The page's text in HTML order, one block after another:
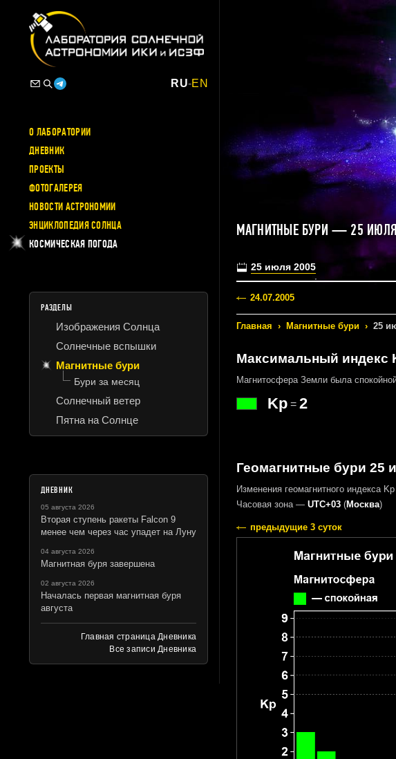
RU-EN
О ЛАБОРАТОРИИ
ДНЕВНИК
ПРОЕКТЫ
ФОТОГАЛЕРЕЯ
НОВОСТИ АСТРОНОМИИ
ЭНЦИКЛОПЕДИЯ СОЛНЦА
КОСМИЧЕСКАЯ ПОГОДА
РАЗДЕЛЫ
Изображения Солнца
Солнечные вспышки
Магнитные бури
Бури за месяц
Солнечный ветер
Пятна на Солнце
ДНЕВНИК
05 августа 2026
Вторая ступень ракеты Falcon 9
менее чем через час упадет на Луну
04 августа 2026
Магнитная буря завершена
02 августа 2026
Началась первая магнитная буря
августа
Главная страница Дневника
Все записи Дневника
МАГНИТНЫЕ БУРИ — 25
25 июля 2005
24.07.2005
Главная › Магнитные бури › 25
Максимальный индекс
Магнитосфера Земли была
Kp= 2
Геомагнитные бури 25
Изменения геомагнитного индекса Kp
Часовая зона — UTC+03(Москва)
предыдущие 3 суток